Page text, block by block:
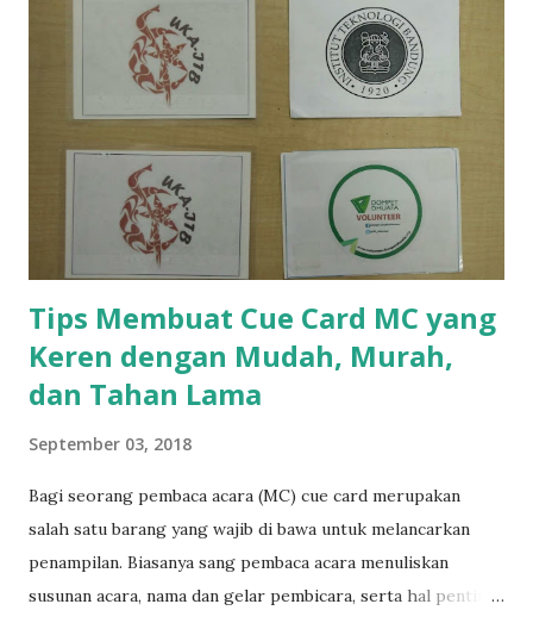
Magic , dll. Intinya, warna yang ditentukan oleh Game
Master (GM). Istilah Game Master maksudnya orang yang
memberi tebak-tebakan pada permainan. Biasanya GM akan
dibantu oleh seorang asisten. GM akan disuruh menutup
mata, kemudian orang lain memilih sebuah barang. Dengan
dibantu asisten, GM akan berhasil menebak barang yang
dipilih. Lalu GM akan bertanya bagaimana caranya.
Jawabannya adalah asisten membantu GM menebak dengan
menyebut...
Tips Membuat Cue Card MC yang
Keren dengan Mudah, Murah,
dan Tahan Lama
September 03, 2018
Bagi seorang pembaca acara (MC) cue card merupakan
salah satu barang yang wajib di bawa untuk melancarkan
penampilan. Biasanya sang pembaca acara menuliskan
susunan acara, nama dan gelar pembicara, serta hal penting